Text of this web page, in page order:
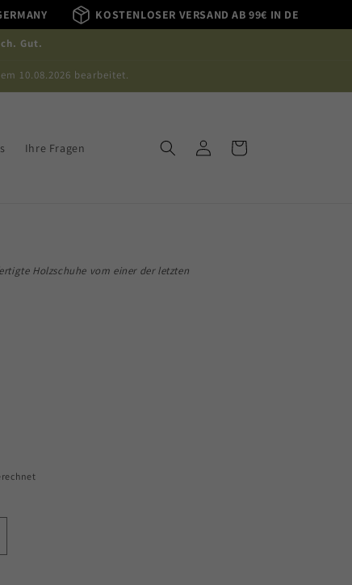
KOSTENLOSER VERSAND AB 99€ IN DE
Gut.
10.08.2026 bearbeitet.
Ihre Fragen EinloggenWarenkorb
Holzschuhe vom einer der letzten